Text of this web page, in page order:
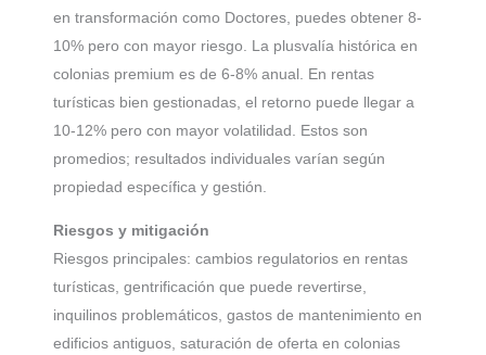
en transformación como Doctores, puedes obtener 8-
10% pero con mayor riesgo. La plusvalía histórica en
colonias premium es de 6-8% anual. En rentas
turísticas bien gestionadas, el retorno puede llegar a
10-12% pero con mayor volatilidad. Estos son
promedios; resultados individuales varían según
propiedad específica y gestión.
Riesgos y mitigación
Riesgos principales: cambios regulatorios en rentas
turísticas, gentrificación que puede revertirse,
inquilinos problemáticos, gastos de mantenimiento en
edificios antiguos, saturación de oferta en colonias